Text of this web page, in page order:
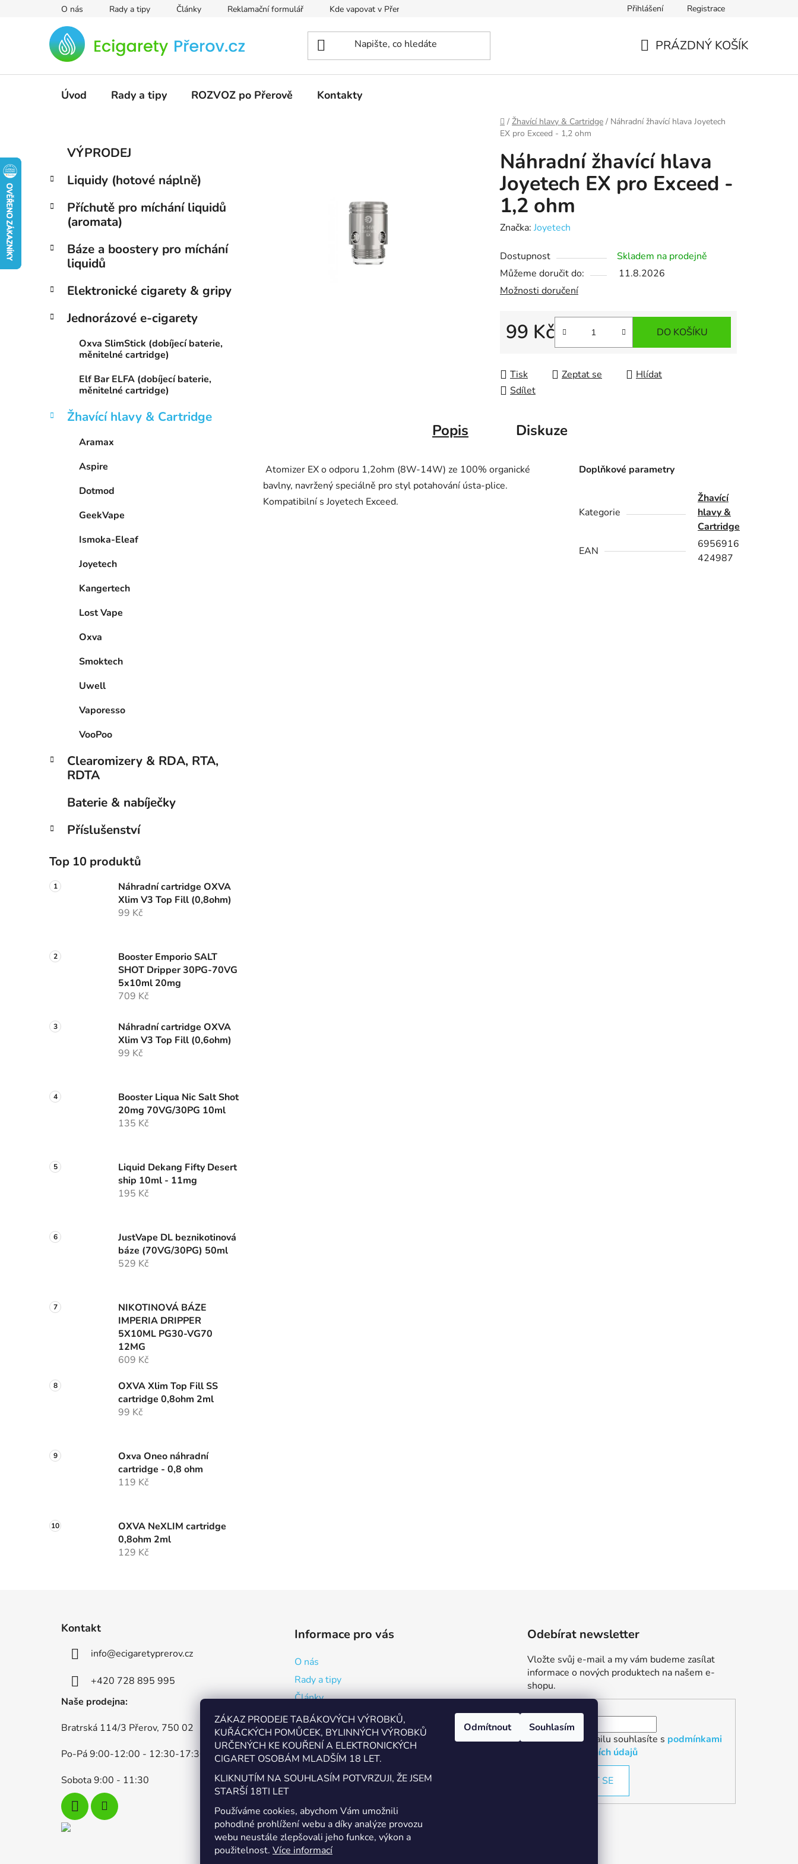
ZÁKAZ PRODEJE TABÁKOVÝCH VÝROBKŮ,
KUŘÁCKÝCH POMŮCEK, BYLINNÝCH VÝROBKŮ
URČENÝCH KE KOUŘENÍ A ELEKTRONICKÝCH
CIGARET OSOBÁM MLADŠÍM 18 LET.
KLIKNUTÍM NA SOUHLASÍM POTVRZUJI, ŽE JSEM
STARŠÍ 18TI LET
Používáme cookies, abychom Vám umožnili
pohodlné prohlížení webu a díky analýze provozu
webu neustále zlepšovali jeho funkce, výkon a
použitelnost. Více informací
Odmítnout Souhlasím
O nás Rady a tipy Články Reklamační formulář Kde vapovat v Přerově? Zásady zpracování osobních údajů
Přihlášení Registrace
PRÁZDNÝ KOŠÍK
Úvod Rady a tipy ROZVOZ po Přerově Kontakty
Domů
/ Žhavící hlavy & Cartridge / Náhradní žhavící hlava Joyetech
EX pro Exceed - 1,2 ohm
s
r
n
p
n
Přeskočit
kategorie
e
o
e
VÝPRODEJ
Liquidy (hotové náplně)
Příchutě pro míchání liquidů
(aromata)
Báze a boostery pro míchání
liquidů
Elektronické cigarety & gripy
Jednorázové e-cigarety
Oxva SlimStick (dobíjecí baterie,
měnitelné cartridge)
Elf Bar ELFA (dobíjecí baterie,
měnitelné cartridge)
Žhavící hlavy & Cartridge
Aramax
Aspire
Dotmod
GeekVape
Ismoka-Eleaf
Joyetech
Kangertech
Lost Vape
Oxva
Smoktech
Uwell
Vaporesso
VooPoo
Clearomizery & RDA, RTA,
RDTA
Baterie & nabíječky
Příslušenství
Top 10 produktů
Náhradní cartridge OXVA
Xlim V3 Top Fill (0,8ohm)
99 Kč
Booster Emporio SALT
SHOT Dripper 30PG-70VG
5x10ml 20mg
709 Kč
Náhradní cartridge OXVA
Xlim V3 Top Fill (0,6ohm)
99 Kč
Booster Liqua Nic Salt Shot
20mg 70VG/30PG 10ml
135 Kč
Liquid Dekang Fifty Desert
ship 10ml - 11mg
195 Kč
JustVape DL beznikotinová
báze (70VG/30PG) 50ml
529 Kč
NIKOTINOVÁ BÁZE
IMPERIA DRIPPER
5X10ML PG30-VG70
12MG
609 Kč
OXVA Xlim Top Fill SS
cartridge 0,8ohm 2ml
99 Kč
Oxva Oneo náhradní
cartridge - 0,8 ohm
119 Kč
OXVA NeXLIM cartridge
0,8ohm 2ml
129 Kč
Náhradní žhavící hlava
Joyetech EX pro Exceed -
1,2 ohm
Značka: Joyetech
Dostupnost
Skladem na prodejně
Můžeme doručit do:
11.8.2026
Možnosti doručení
99 Kč
Měrná cena:
DO KOŠÍKU
Tisk Zeptat se
Hlídat
Sdílet
Popis Diskuze
Atomizer EX o odporu 1,2ohm (8W-14W) ze 100% organické
bavlny, navržený speciálně pro styl potahování ústa-plice.
Kompatibilní s Joyetech Exceed.
Doplňkové parametry
Kategorie
Žhavící
hlavy &
Cartridge
EAN
6956916
424987
Kontakt
info@ecigaretyprerov.cz
+420 728 895 995
Naše prodejna:
Bratrská 114/3 Přerov, 750 02
Po-Pá 9:00-12:00 - 12:30-17:30
Sobota 9:00 - 11:30
Informace pro vás
O nás
Rady a tipy
Články
Reklamační formulář
Kde vapovat v Přerově?
Kalkulačka pro míchání
Zásady zpracování osobních údajů
Obchodní podmínky a podmínky užití webu
Kontakty
Odebírat newsletter
Vložte svůj e-mail a my vám budeme zasílat
informace o nových produktech na našem e-
shopu.
Vložením e-mailu souhlasíte s podmínkami
ochrany osobních údajů
PŘIHLÁSIT SE